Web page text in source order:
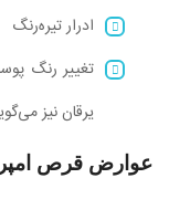
ادرار تیره‌رنگ
تغییر رنگ
یرقان نیز
عوارض قرص